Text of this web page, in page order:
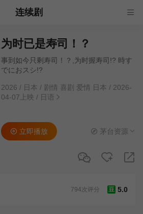
连续剧
为时已是寿司！？
事到如今只剩寿司！？,为时握寿司!? 時す
でにおスシ!?
2026 / 日本 / 剧情 喜剧 爱情 日本 / 2026-
04-07上映 / 日语
立即播放 茅台资源
豆 5.0
794次评分